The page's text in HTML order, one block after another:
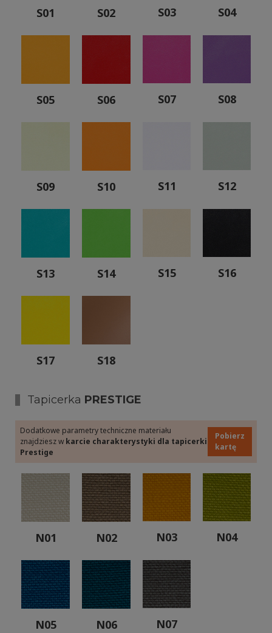
S01 S02 S03 S04
S05 S06 S07 S08
S09 S10 S11 S12
S13 S14 S15 S16
S17 S18
Tapicerka PRESTIGE
Dodatkowe parametry techniczne materiału
znajdziesz w karcie charakterystyki dla tapicerki
Prestige
Pobierz
kartę
N01 N02 N03 N04
N05 N06 N07